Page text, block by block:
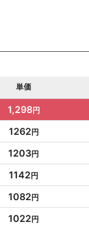
単価
1,298
1262
1203
1142
1082
1022